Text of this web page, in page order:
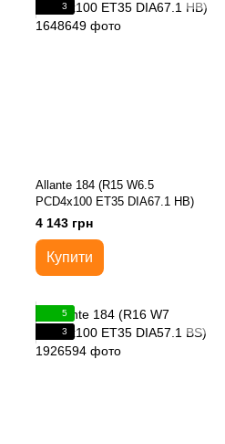
3
Allante 184 (R15 W6.5
PCD4x100 ET35 DIA67.1 HB)
4 143 грн
Купити
5
3